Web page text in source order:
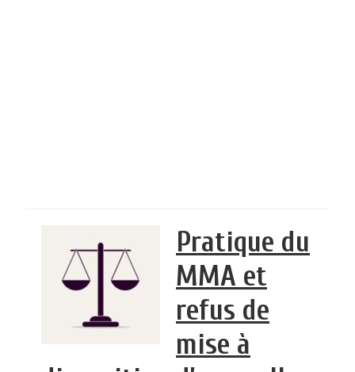
Pratique du
MMA et
refus de
mise à